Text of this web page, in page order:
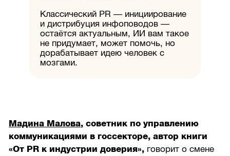
Классический PR — инициирование
и дистрибуция инфоповодов —
остаётся актуальным, ИИ вам такое
не придумает, может помочь, но
дорабатывает идею человек с
мозгами.
Мадина Малова, советник по управлению
коммуникациями в госсекторе, автор книги
«От PR к индустрии доверия», говорит о смене